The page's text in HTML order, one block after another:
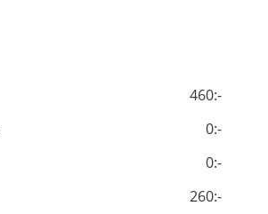
460:-
0:-
0:-
260:-